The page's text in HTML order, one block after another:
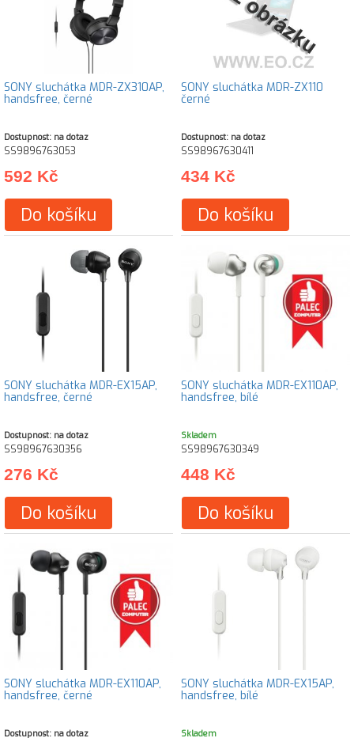
SONY sluchátka MDR-ZX310AP,
handsfree, černé
Dostupnost: na dotaz
SS9896763053
592 Kč
Do košíku
SONY sluchátka MDR-ZX110
černé
Dostupnost: na dotaz
SS98967630411
434 Kč
Do košíku
SONY sluchátka MDR-EX15AP,
handsfree, černé
Dostupnost: na dotaz
SS98967630356
276 Kč
Do košíku
SONY sluchátka MDR-EX110AP,
handsfree, bílé
Skladem
SS98967630349
448 Kč
Do košíku
SONY sluchátka MDR-EX110AP,
handsfree, černé
Dostupnost: na dotaz
SONY sluchátka MDR-EX15AP,
handsfree, bílé
Skladem